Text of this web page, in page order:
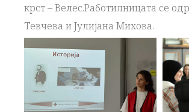
крст – Велес.Работилницата се
Тевчева и Јулијана Михова.